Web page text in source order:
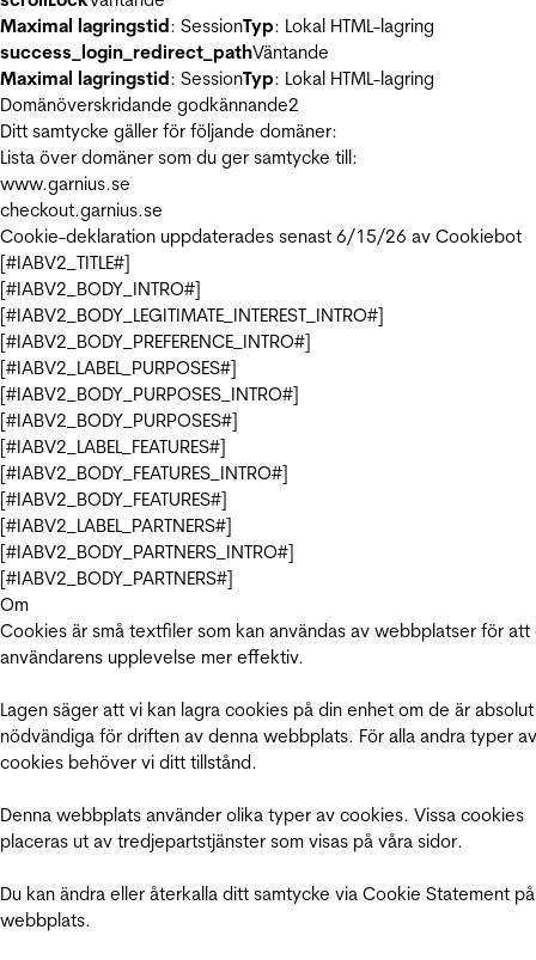
Maximal lagringstid: SessionTyp: Lokal HTML-lagring
success_login_redirect_pathVäntande
Maximal lagringstid: SessionTyp: Lokal HTML-lagring
Domänöverskridande godkännande2
Ditt samtycke gäller för följande domäner:
Lista över domäner som du ger samtycke till:
www.garnius.se
checkout.garnius.se
Cookie-deklaration uppdaterades senast 6/15/26 av Cookiebot
[#IABV2_TITLE#]
[#IABV2_BODY_INTRO#]
[#IABV2_BODY_LEGITIMATE_INTEREST_INTRO#]
[#IABV2_BODY_PREFERENCE_INTRO#]
[#IABV2_LABEL_PURPOSES#]
[#IABV2_BODY_PURPOSES_INTRO#]
[#IABV2_BODY_PURPOSES#]
[#IABV2_LABEL_FEATURES#]
[#IABV2_BODY_FEATURES_INTRO#]
[#IABV2_BODY_FEATURES#]
[#IABV2_LABEL_PARTNERS#]
[#IABV2_BODY_PARTNERS_INTRO#]
[#IABV2_BODY_PARTNERS#]
Om
Cookies är små textfiler som kan användas av webbplatser för att
användarens upplevelse mer effektiv.
Lagen säger att vi kan lagra cookies på din enhet om de är absolut
nödvändiga för driften av denna webbplats. För alla andra typer av
cookies behöver vi ditt tillstånd.
Denna webbplats använder olika typer av cookies. Vissa cookies
placeras ut av tredjepartstjänster som visas på våra sidor.
Du kan ändra eller återkalla ditt samtycke via Cookie Statement
webbplats.